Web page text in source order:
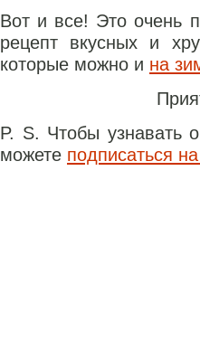
Вот и все! Это очень
рецепт вкусных и
которые можно и на
P. S. Чтобы узнавать
можете подписаться